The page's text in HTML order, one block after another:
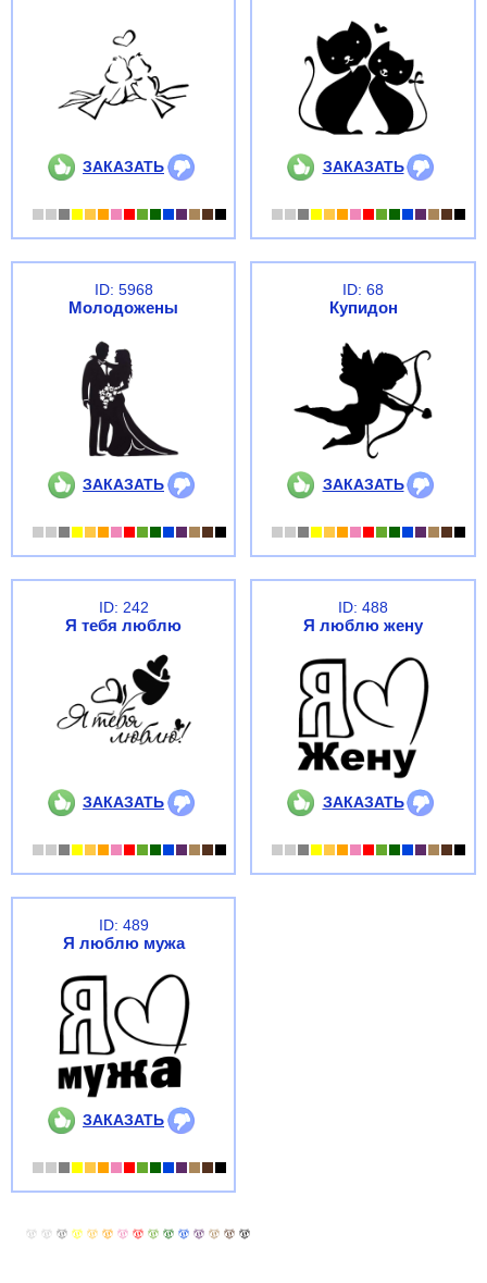
ЗАКАЗАТЬ ЗАКАЗАТЬ
ID: 5968
Молодожены
ЗАКАЗАТЬ
ID: 68
Купидон
ЗАКАЗАТЬ
ID: 242
Я тебя люблю
ЗАКАЗАТЬ
ID: 488
Я люблю жену
ЗАКАЗАТЬ
ID: 489
Я люблю мужа
ЗАКАЗАТЬ